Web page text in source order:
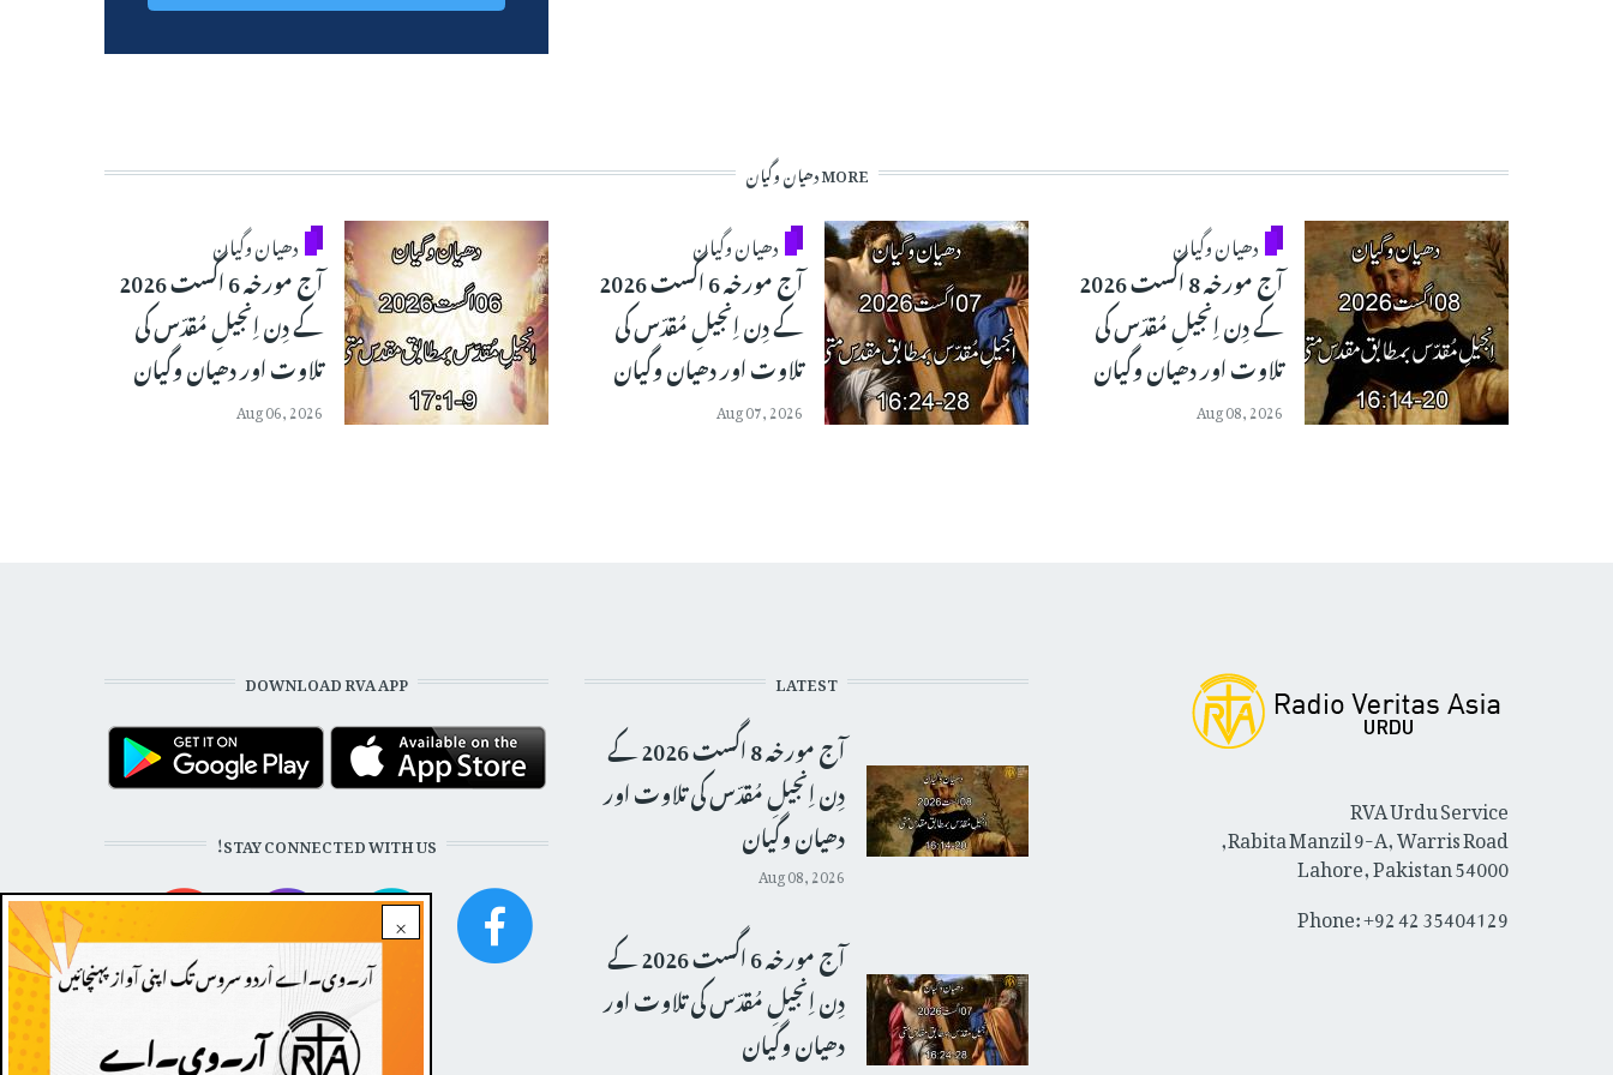
MORE دھیان وگیان
دھیان وگیان
آج مورخہ 8 اگست 2026
کے دِن اِنجیلِ مُقدّس کی
تلاوت اور دھیان وگیان
Aug 08, 2026
دھیان وگیان
آج مورخہ 6 اگست 2026
کے دِن اِنجیلِ مُقدّس کی
تلاوت اور دھیان وگیان
Aug 07, 2026
دھیان وگیان
آج مورخہ 6 اگست 2026
کے دِن اِنجیلِ مُقدّس کی
تلاوت اور دھیان وگیان
Aug 06, 2026
×
RVA Urdu Service
Rabita Manzil 9-A, Warris Road,
Lahore, Pakistan 54000
Phone: +92 42 35404129
LATEST
آج مورخہ 8 اگست 2026 کے
دِن اِنجیلِ مُقدّس کی تلاوت اور
دھیان وگیان
Aug 08, 2026
آج مورخہ 6 اگست 2026 کے
دِن اِنجیلِ مُقدّس کی تلاوت اور
دھیان وگیان
DOWNLOAD RVA APP
STAY CONNECTED WITH US!